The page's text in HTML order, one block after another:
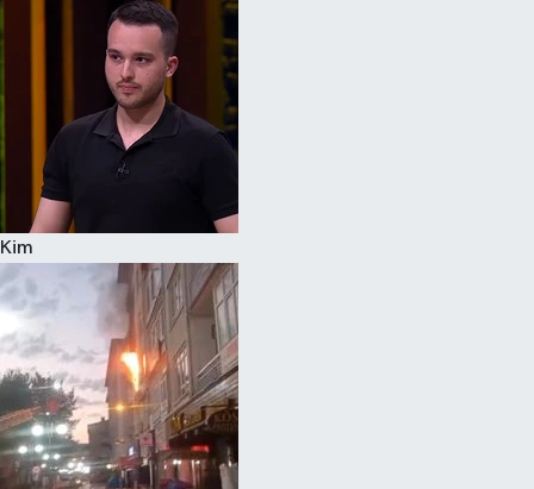
Kim
Kim kimdir?
Kültür Sanat
Sağlık
Siyaset
Teknoloji
Televizyon
Yaşam-Çevre